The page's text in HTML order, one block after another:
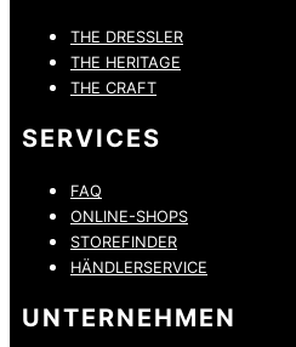
THE DRESSLER
THE HERITAGE
THE CRAFT
SERVICES
FAQ
ONLINE-SHOPS
STOREFINDER
HÄNDLERSERVICE
UNTERNEHMEN